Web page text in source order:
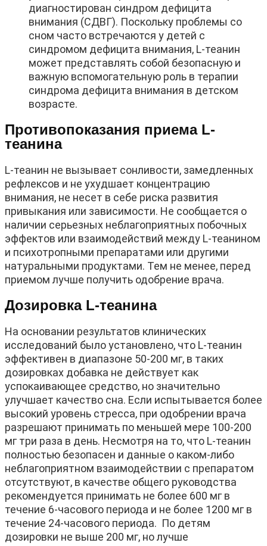
диагностирован синдром дефицита
внимания (СДВГ). Поскольку проблемы со
сном часто встречаются у детей с
синдромом дефицита внимания, L-теанин
может представлять собой безопасную и
важную вспомогательную роль в терапии
синдрома дефицита внимания в детском
возрасте.
Противопоказания приема L-
теанина
L-теанин не вызывает сонливости, замедленных
рефлексов и не ухудшает концентрацию
внимания, не несет в себе риска развития
привыкания или зависимости. Не сообщается о
наличии серьезных неблагоприятных побочных
эффектов или взаимодействий между L-теанином
и психотропными препаратами или другими
натуральными продуктами. Тем не менее, перед
приемом лучше получить одобрение врача.
Дозировка L-теанина
На основании результатов клинических
исследований было установлено, что L-теанин
эффективен в диапазоне 50-200 мг, в таких
дозировках добавка не действует как
успокаивающее средство, но значительно
улучшает качество сна. Если испытывается более
высокий уровень стресса, при одобрении врача
разрешают принимать по меньшей мере 100-200
мг три раза в день. Несмотря на то, что L-теанин
полностью безопасен и данные о каком-либо
неблагоприятном взаимодействии с препаратом
отсутствуют, в качестве общего руководства
рекомендуется принимать не более 600 мг в
течение 6-часового периода и не более 1200 мг в
течение 24-часового периода. По детям
дозировки не выше 200 мг, но лучше